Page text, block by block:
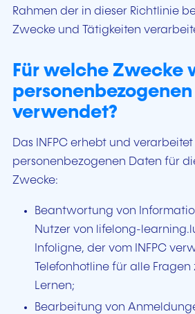
Rahmen der in dieser Richtlinie
Zwecke und Tätigkeiten
Für welche Zwecke
verwendet?
Das INFPC erhebt und
personenbezogenen Daten für
Zwecke:
Beantwortung von
Nutzer von lifelong-
Infoligne, der vom INFPC
Telefonhotline für alle
Lernen;
Bearbeitung von